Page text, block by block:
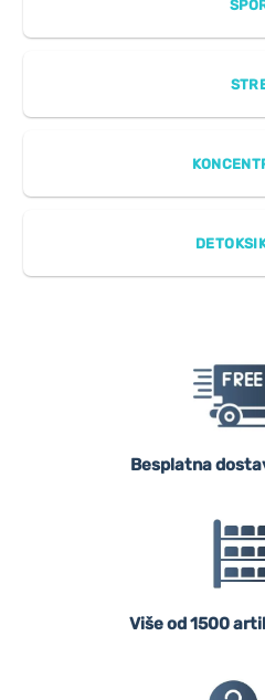
Besplatna
Više od 1500